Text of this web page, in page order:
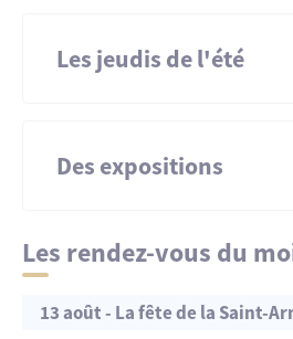
Les jeudis de l'été
9 juillet :Couleurs Latines
30 juillet :YouennThe Voice
Des expositions
Tant qu’il y aura de la lumière »
Jusqu’en juin 2027
Les rendez-vous du
13 août - La fête de la Saint-